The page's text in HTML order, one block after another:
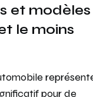
et modèles
le moins
pour de